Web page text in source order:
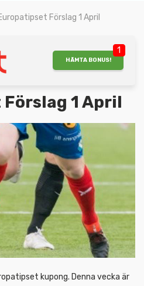
Förslag 1 April
1
HÄMTA BONUS!
1 April
kupong. Denna vecka är